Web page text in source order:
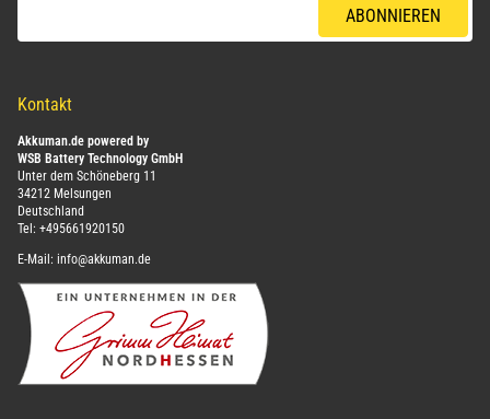
ABONNIEREN
Kontakt
Akkuman.de powered by
WSB Battery Technology GmbH
Unter dem Schöneberg 11
34212 Melsungen
Deutschland
Tel: +495661920150
E-Mail: info@akkuman.de